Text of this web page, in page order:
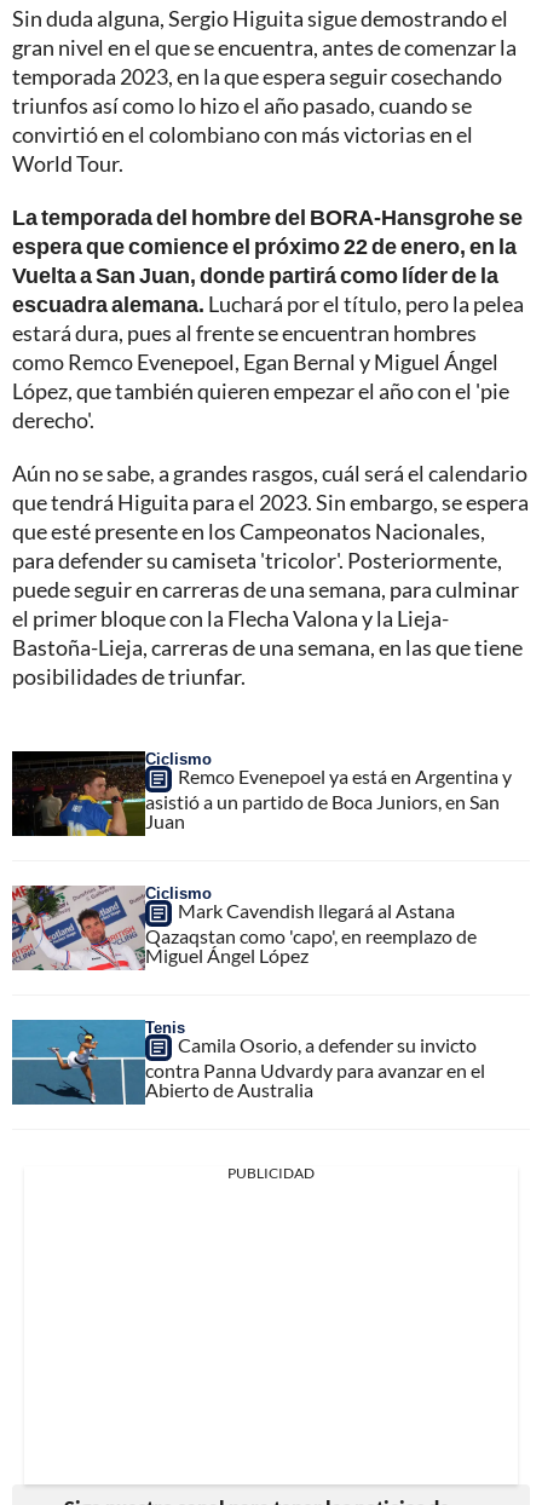
Sin duda alguna, Sergio Higuita sigue demostrando el
gran nivel en el que se encuentra, antes de comenzar la
temporada 2023, en la que espera seguir cosechando
triunfos así como lo hizo el año pasado, cuando se
convirtió en el colombiano con más victorias en el
World Tour.
La temporada del hombre del BORA-Hansgrohe se
espera que comience el próximo 22 de enero, en la
Vuelta a San Juan, donde partirá como líder de la
escuadra alemana. Luchará por el título, pero la pelea
estará dura, pues al frente se encuentran hombres
como Remco Evenepoel, Egan Bernal y Miguel Ángel
López, que también quieren empezar el año con el 'pie
derecho'.
Aún no se sabe, a grandes rasgos, cuál será el calendario
que tendrá Higuita para el 2023. Sin embargo, se espera
que esté presente en los Campeonatos Nacionales,
para defender su camiseta 'tricolor'. Posteriormente,
puede seguir en carreras de una semana, para culminar
el primer bloque con la Flecha Valona y la Lieja-
Bastoña-Lieja, carreras de una semana, en las que tiene
posibilidades de triunfar.
Ciclismo
Remco Evenepoel ya está en Argentina y
asistió a un partido de Boca Juniors, en San
Juan
Ciclismo
Mark Cavendish llegará al Astana
Qazaqstan como 'capo', en reemplazo de
Miguel Ángel López
Tenis
Camila Osorio, a defender su invicto
contra Panna Udvardy para avanzar en el
Abierto de Australia
PUBLICIDAD